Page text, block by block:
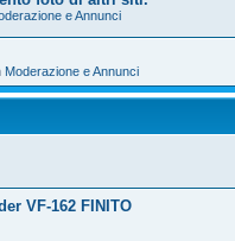
e Annunci
Moderazione e Annunci
VF-162 FINITO